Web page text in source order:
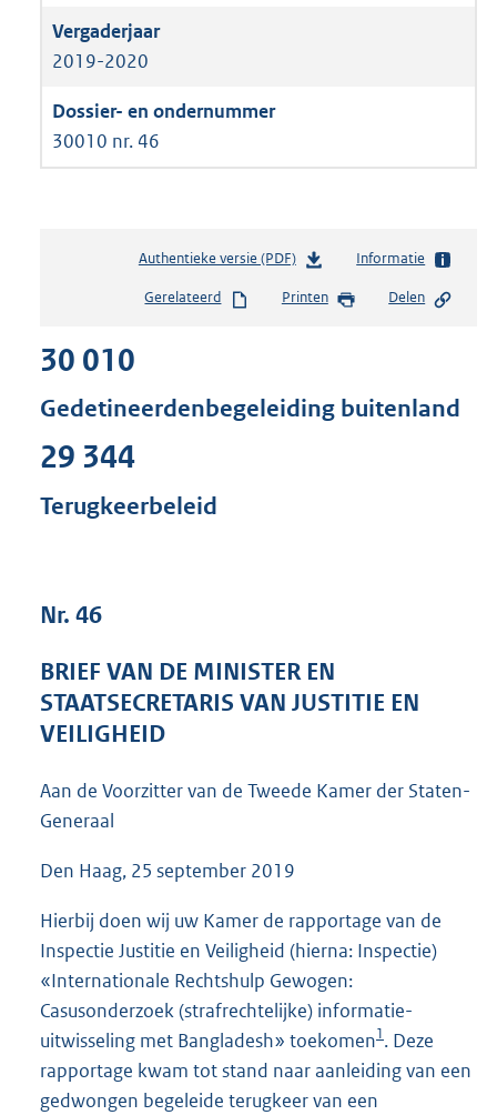
2019-2020
30010 nr. 46
Authentieke versie (PDF)b
s
d
s
K
Informatie
Gerelateerd Printen Delen
30 010
Gedetineerdenbegeleiding buitenland
29 344
Terugkeerbeleid
Nr. 46
BRIEF VAN DE MINISTER EN
STAATSECRETARIS VAN JUSTITIE EN
VEILIGHEID
Aan de Voorzitter van de Tweede Kamer der Staten-
Generaal
Den Haag, 25 september 2019
Hierbij doen wij uw Kamer de rapportage van de
Inspectie Justitie en Veiligheid (hierna: Inspectie)
«Internationale Rechtshulp Gewogen:
Casusonderzoek (strafrechtelijke) informatie-
uitwisseling met Bangladesh» toekomen1. Deze
rapportage kwam tot stand naar aanleiding van een
gedwongen begeleide terugkeer van een